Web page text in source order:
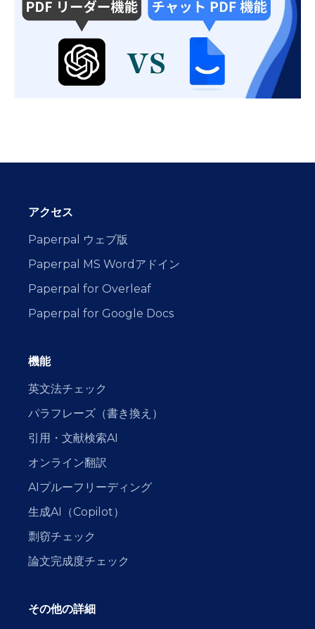
アクセス
Paperpal ウェブ版
Paperpal MS Wordアドイン
Paperpal for Overleaf
Paperpal for Google Docs
機能
英文法チェック
パラフレーズ（書き換え）
引用・文献検索AI
オンライン翻訳
AIプルーフリーディング
生成AI（Copilot）
剽窃チェック
論文完成度チェック
その他の詳細